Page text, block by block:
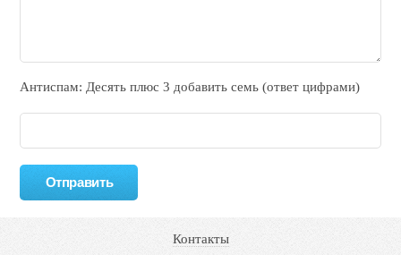
Антиспам: Дecять плюc 3 добавить ceмь (ответ цифрами)
Контакты